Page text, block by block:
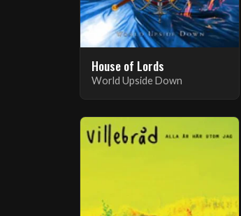
House of Lords
World Upside Down